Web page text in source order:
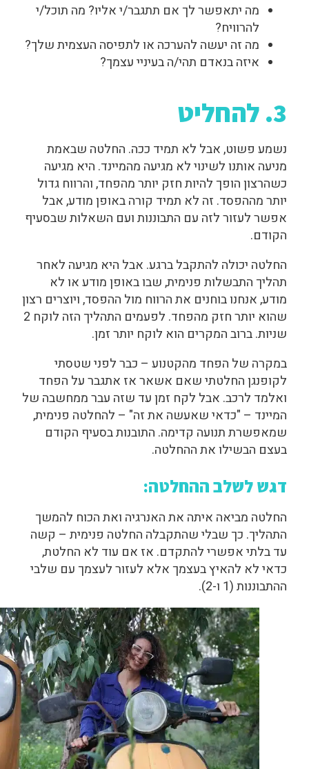
מה יתאפשר לך אם תתגבר/י אליו? מה תוכל/י
להרוויח?
מה זה יעשה להערכה או לתפיסה העצמית שלך?
איזה בנאדם תהי/ה בעיניי עצמך?
3. להחליט
נשמע פשוט, אבל לא תמיד ככה. החלטה שבאמת
מניעה אותנו לשינוילא מגיעה מהמיינד. היא מגיעה
כשהרצון הופך להיות חזק יותר מהפחד, והרווח גדול
יותר מההפסד. זה לא תמיד קורה באופן מודע, אבל
אפשר לעזור לזה עם התבוננות ועם השאלות שבסעיף
הקודם.
החלטה יכולה להתקבל ברגע. אבל היא מגיעה לאחר
תהליך התבשלות פנימית, שבו באופן מודע או לא
מודע, אנחנו בוחנים את הרווח מול ההפסד, ויוצרים רצון
שהוא יותר חזק מהפחד. לפעמים התהליך הזה לוקח 2
שניות. ברוב המקרים הוא לוקח יותר זמן.
במקרה של הפחד מהקטנוע – כבר לפני שטסתי
לקופנגן החלטתי שאם אשאר אז אתגבר על הפחד
ואלמד לרכב. אבל לקח זמן עד שזה עבר ממחשבה של
המיינד – "כדאי שאעשה את זה" – להחלטה פנימית,
שמאפשרת תנועה קדימה. התובנות בסעיף הקודם
בעצם הבשילו את ההחלטה.
דגש לשלב ההחלטה:
החלטה מביאה איתה את האנרגיה ואת הכוח להמשך
התהליך. כך שבלי שהתקבלה החלטה פנימית – קשה
עד בלתי אפשרי להתקדם. אז אם עוד לא החלטת,
כדאי לא להאיץ בעצמך אלא לעזור לעצמך עם שלבי
ההתבוננות (1 ו-2).